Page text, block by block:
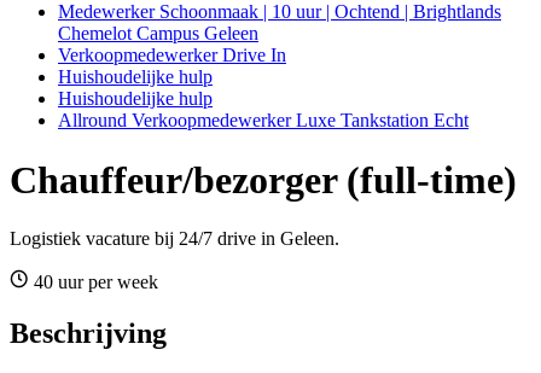
Medewerker Schoonmaak | 10 uur | Ochtend | Brightlands
Chemelot Campus Geleen
Verkoopmedewerker Drive In
Huishoudelijke hulp
Huishoudelijke hulp
Allround Verkoopmedewerker Luxe Tankstation Echt
Chauffeur/bezorger (full-time)
Logistiek vacature bij 24/7 drive in Geleen.
40 uur per week
Beschrijving